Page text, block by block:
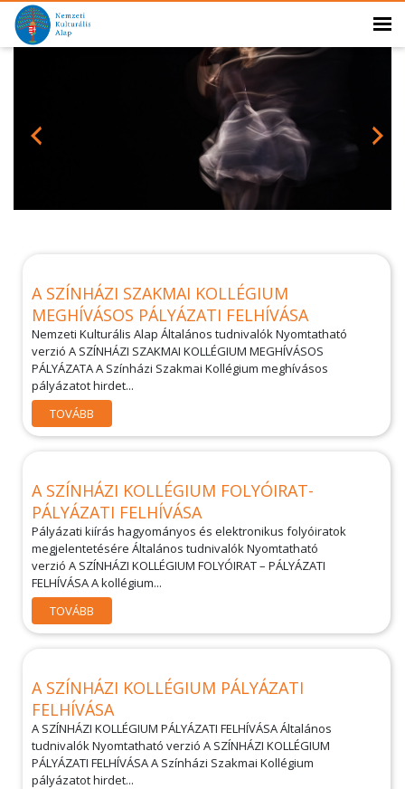
A SZÍNHÁZI SZAKMAI KOLLÉGIUM
MEGHÍVÁSOS PÁLYÁZATI FELHÍVÁSA
Nemzeti Kulturális Alap Általános tudnivalók Nyomtatható
verzió A SZÍNHÁZI SZAKMAI KOLLÉGIUM MEGHÍVÁSOS
PÁLYÁZATA A Színházi Szakmai Kollégium meghívásos
pályázatot hirdet...
TOVÁBB
A SZÍNHÁZI KOLLÉGIUM FOLYÓIRAT-
PÁLYÁZATI FELHÍVÁSA
Pályázati kiírás hagyományos és elektronikus folyóiratok
megjelentetésére Általános tudnivalók Nyomtatható
verzió A SZÍNHÁZI KOLLÉGIUM FOLYÓIRAT – PÁLYÁZATI
FELHÍVÁSA A kollégium...
TOVÁBB
A SZÍNHÁZI KOLLÉGIUM PÁLYÁZATI
FELHÍVÁSA
A SZÍNHÁZI KOLLÉGIUM PÁLYÁZATI FELHÍVÁSA Általános
tudnivalók Nyomtatható verzió A SZÍNHÁZI KOLLÉGIUM
PÁLYÁZATI FELHÍVÁSA A Színházi Szakmai Kollégium
pályázatot hirdet...